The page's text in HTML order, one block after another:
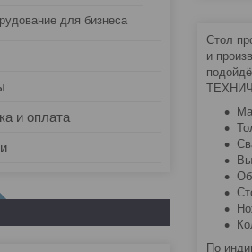
Стол
и
По
для бизнеса
и оплата